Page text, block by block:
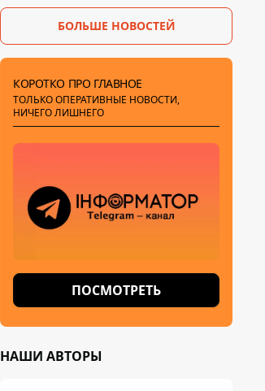
шпионила за военными
БОЛЬШЕ НОВОСТЕЙ
КОРОТКО ПРО ГЛАВНОЕ
ТОЛЬКО ОПЕРАТИВНЫЕ НОВОСТИ,
НИЧЕГО ЛИШНЕГО
ПОСМОТРЕТЬ
НАШИ АВТОРЫ